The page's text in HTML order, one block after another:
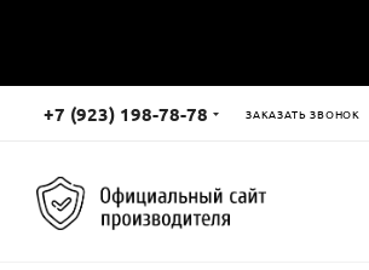
+7 (923) 198-78-78 ЗАКАЗАТЬ ЗВОНОК